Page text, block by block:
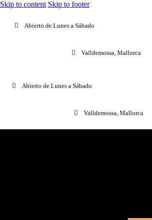
Skip to content Skip to footer
Abierto de Lunes a Sábado
Valldemossa, Mallorca
Abierto de Lunes a Sábado
Valldemossa, Mallorca